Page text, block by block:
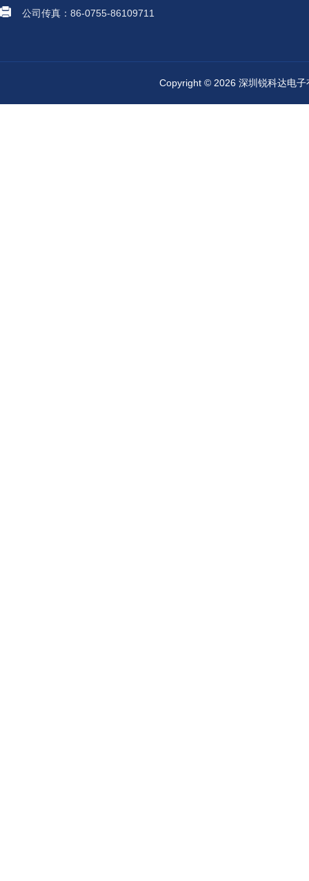
公司传真：86-0755-86109711
Copyright © 2026 深圳锐科达电